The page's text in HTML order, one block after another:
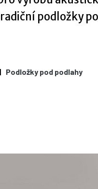
podložky
Podložky pod podlahy